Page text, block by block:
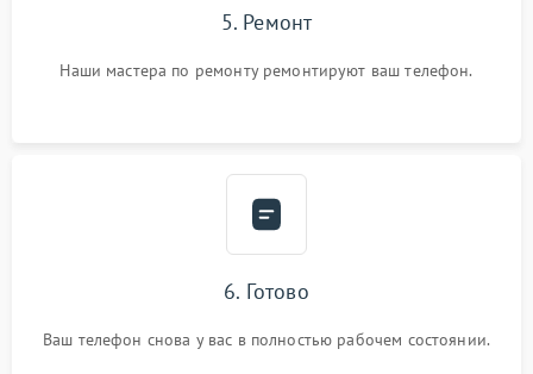
5. Ремонт
Наши мастера по ремонту ремонтируют ваш телефон.
6. Готово
Ваш телефон снова у вас в полностью рабочем состоянии.